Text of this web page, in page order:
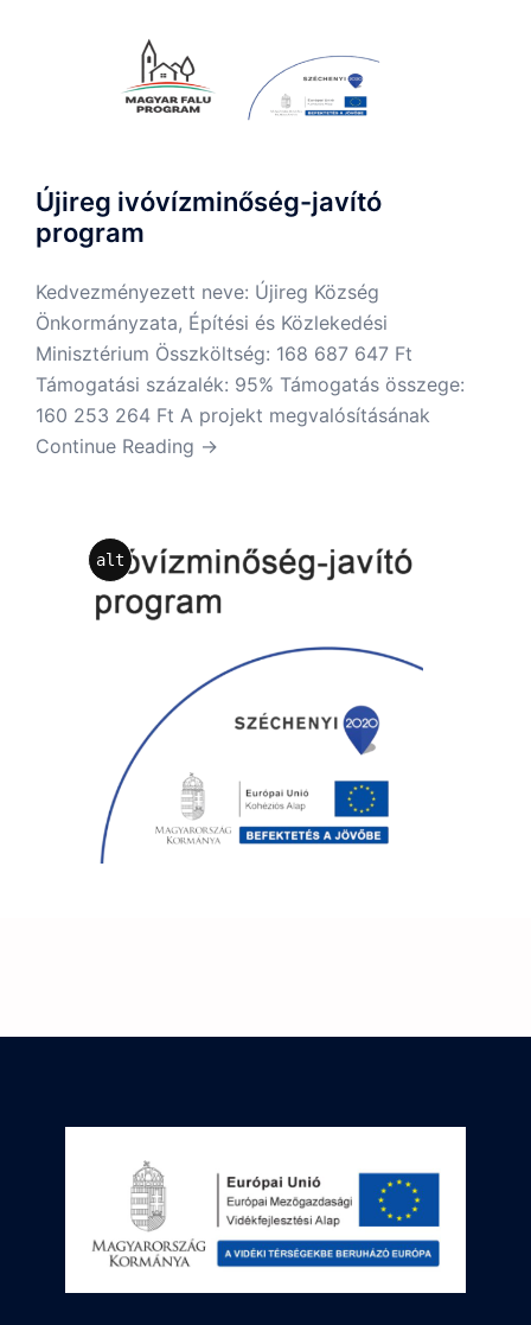
Újireg ivóvízminőség-javító
program
Kedvezményezett neve: Újireg Község
Önkormányzata, Építési és Közlekedési
Minisztérium Összköltség: 168 687 647 Ft
Támogatási százalék: 95% Támogatás összege:
160 253 264 Ft A projekt megvalósításának
Continue Reading →
alt